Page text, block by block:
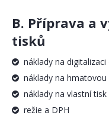
B. Příprava a
tisků
náklady na digitalizaci
náklady na
náklady na vlastní tisk
režie a DPH